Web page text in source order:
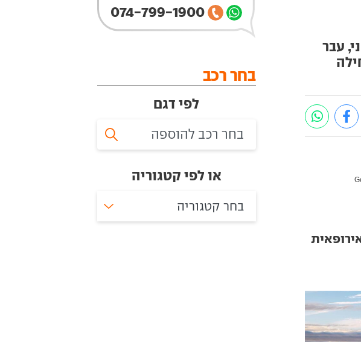
עבר
074-799-1900
בחר רכב
לפי דגם
או לפי קטגוריה
בחר קטגוריה